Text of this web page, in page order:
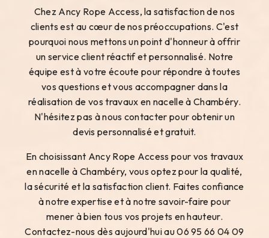
Chez Ancy Rope Access, la satisfaction de nos
clients est au cœur de nos préoccupations. C'est
pourquoi nous mettons un point d'honneur à offrir
un service client réactif et personnalisé. Notre
équipe est à votre écoute pour répondre à toutes
vos questions et vous accompagner dans la
réalisation de vos travaux en nacelle à Chambéry.
N'hésitez pas à nous contacter pour obtenir un
devis personnalisé et gratuit.
En choisissant Ancy Rope Access pour vos travaux
en nacelle à Chambéry, vous optez pour la qualité,
la sécurité et la satisfaction client. Faites confiance
à notre expertise et à notre savoir-faire pour
mener à bien tous vos projets en hauteur.
Contactez-nous dès aujourd'hui au 06 95 66 04 09